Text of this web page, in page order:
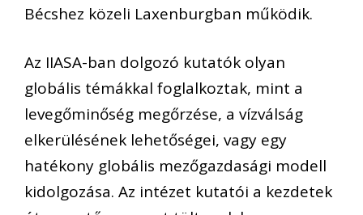
Bécshez közeli Laxenburgban működik.
Az IIASA-ban dolgozó kutatók olyan
globális témákkal foglalkoztak, mint a
levegőminőség megőrzése, a vízválság
elkerülésének lehetőségei, vagy egy
hatékony globális mezőgazdasági modell
kidolgozása. Az intézet kutatói a kezdetek